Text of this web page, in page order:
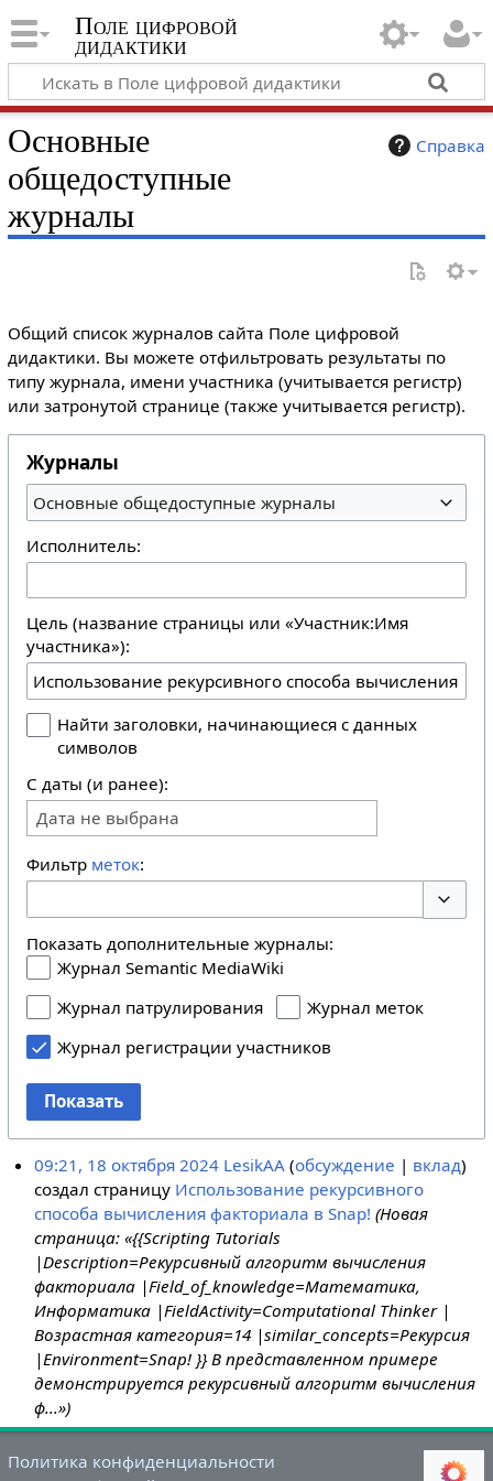
Поле цифровой
дидактики
Справка
Основные
общедоступные
журналы
Общий список журналов сайта Поле цифровой
дидактики. Вы можете отфильтровать результаты по
типу журнала, имени участника (учитывается регистр)
или затронутой странице (также учитывается регистр).
Журналы
Основные общедоступные журналы
Исполнитель:
Цель (название страницы или «Участник:Имя
участника»):
Найти заголовки, начинающиеся с данных
символов
С даты (и ранее):
Дата не выбрана
Фильтр меток:
Показать дополнительные журналы:
Журнал Semantic MediaWiki
Журнал патрулирования
Журнал меток
Журнал регистрации участников
Показать
09:21, 18 октября 2024 LesikAA обсуждение
вклад
создал страницу Использование рекурсивного
способа вычисления факториала в Snap! (Новая
страница: «{{Scripting Tutorials
|Description=Рекурсивный алгоритм вычисления
факториала |Field_of_knowledge=Математика,
Информатика |FieldActivity=Computational Thinker |
Возрастная категория=14 |similar_concepts=Рекурсия
|Environment=Snap! }} В представленном примере
демонстрируется рекурсивный алгоритм вычисления
ф...»)
Политика конфиденциальности